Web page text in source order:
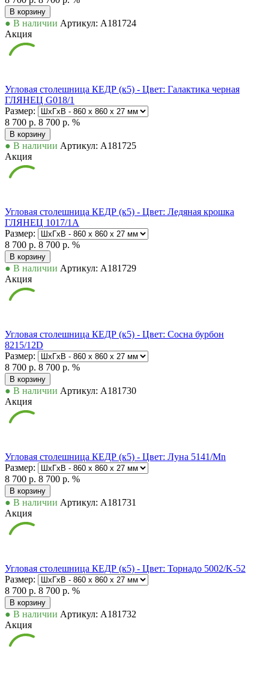
В корзину
● В наличии Артикул: А181724
Акция
Угловая столешница КЕДР (к5) - Цвет: Галактика черная
ГЛЯНЕЦ G018/1
Размер:
8 700 р. 8 700 р. %
В корзину
● В наличии Артикул: А181725
Акция
Угловая столешница КЕДР (к5) - Цвет: Ледяная крошка
ГЛЯНЕЦ 1017/1А
Размер:
8 700 р. 8 700 р. %
В корзину
● В наличии Артикул: А181729
Акция
Угловая столешница КЕДР (к5) - Цвет: Сосна бурбон
8215/12D
Размер:
8 700 р. 8 700 р. %
В корзину
● В наличии Артикул: А181730
Акция
Угловая столешница КЕДР (к5) - Цвет: Луна 5141/Mn
Размер:
8 700 р. 8 700 р. %
В корзину
● В наличии Артикул: А181731
Акция
Угловая столешница КЕДР (к5) - Цвет: Торнадо 5002/K-52
Размер:
8 700 р. 8 700 р. %
В корзину
● В наличии Артикул: А181732
Акция